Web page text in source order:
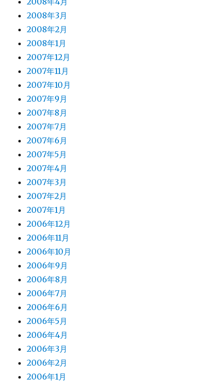
2008年3月
2008年2月
2008年1月
2007年12月
2007年11月
2007年10月
2007年9月
2007年8月
2007年7月
2007年6月
2007年5月
2007年4月
2007年3月
2007年2月
2007年1月
2006年12月
2006年11月
2006年10月
2006年9月
2006年8月
2006年7月
2006年6月
2006年5月
2006年4月
2006年3月
2006年2月
2006年1月